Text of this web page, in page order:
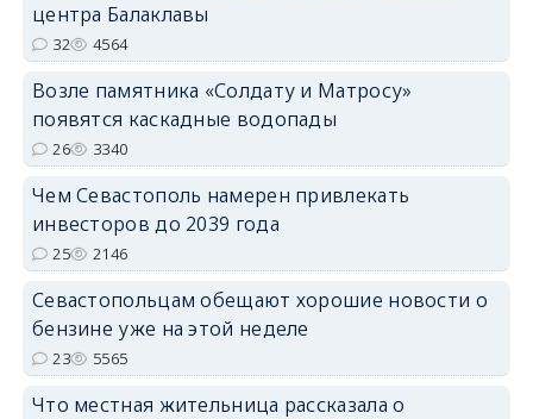
центра Балаклавы
32 4564
Возле памятника «Солдату и Матросу»
появятся каскадные водопады
26 3340
Чем Севастополь намерен привлекать
инвесторов до 2039 года
25 2146
Севастопольцам обещают хорошие новости о
бензине уже на этой неделе
23 5565
Что местная жительница рассказала о